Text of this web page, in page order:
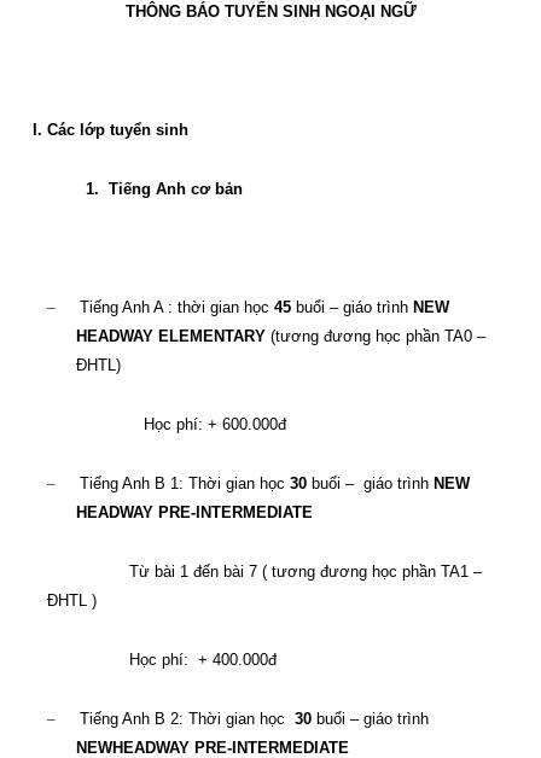
THÔNG BÁO TUYỂN SINH NGOẠI NGỮ
I. Các lớp tuyển sinh
1. Tiếng Anh cơ bản
– Tiếng Anh A : thời gian học 45 buổi – giáo trình NEW
HEADWAY ELEMENTARY (tương đương học phần TA0 –
ĐHTL)
Học phí: + 600.000đ
– Tiếng Anh B 1: Thời gian học 30 buổi – giáo trình NEW
HEADWAY PRE-INTERMEDIATE
Từ bài 1 đến bài 7 ( tương đương học phần TA1 –
ĐHTL )
Học phí: + 400.000đ
– Tiếng Anh B 2: Thời gian học 30 buổi – giáo trình
NEWHEADWAY PRE-INTERMEDIATE